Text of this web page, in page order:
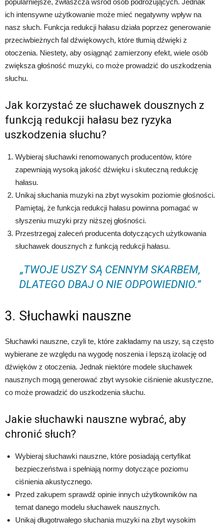
popularniejsze, zwłaszcza wśród osób podróżujących. Jednak
ich intensywne użytkowanie może mieć negatywny wpływ na
nasz słuch. Funkcja redukcji hałasu działa poprzez generowanie
przeciwbieżnych fal dźwiękowych, które tłumią dźwięki z
otoczenia. Niestety, aby osiągnąć zamierzony efekt, wiele osób
zwiększa głośność muzyki, co może prowadzić do uszkodzenia
słuchu.
Jak korzystać ze słuchawek dousznych z
funkcją redukcji hałasu bez ryzyka
uszkodzenia słuchu?
Wybieraj słuchawki renomowanych producentów, które
zapewniają wysoką jakość dźwięku i skuteczną redukcję
hałasu.
Unikaj słuchania muzyki na zbyt wysokim poziomie głośności.
Pamiętaj, że funkcja redukcji hałasu powinna pomagać w
słyszeniu muzyki przy niższej głośności.
Przestrzegaj zaleceń producenta dotyczących użytkowania
słuchawek dousznych z funkcją redukcji hałasu.
„TWOJE USZY SĄ CENNYM SKARBEM,
DLATEGO DBAJ O NIE ODPOWIEDNIO.”
3. Słuchawki nauszne
Słuchawki nauszne, czyli te, które zakładamy na uszy, są często
wybierane ze względu na wygodę noszenia i lepszą izolację od
dźwięków z otoczenia. Jednak niektóre modele słuchawek
nausznych mogą generować zbyt wysokie ciśnienie akustyczne,
co może prowadzić do uszkodzenia słuchu.
Jakie słuchawki nauszne wybrać, aby
chronić słuch?
Wybieraj słuchawki nauszne, które posiadają certyfikat
bezpieczeństwa i spełniają normy dotyczące poziomu
ciśnienia akustycznego.
Przed zakupem sprawdź opinie innych użytkowników na
temat danego modelu słuchawek nausznych.
Unikaj długotrwałego słuchania muzyki na zbyt wysokim